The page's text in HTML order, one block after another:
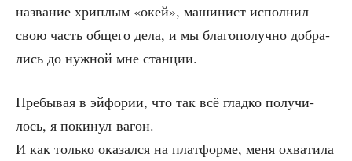
назва­ние хрип­лым «окей», маши­нист испол­нил
свою часть обще­го дела, и мы бла­го­по­луч­но добра­
лись до нуж­ной мне станции.
Пре­бы­вая в эйфо­рии, что так всё глад­ко полу­чи­
лось, я поки­нул вагон.
И как толь­ко ока­зал­ся на плат­фор­ме, меня охва­ти­ла